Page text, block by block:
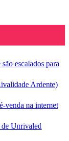
escalados para
Ardente)
venda na internet
Unrivaled